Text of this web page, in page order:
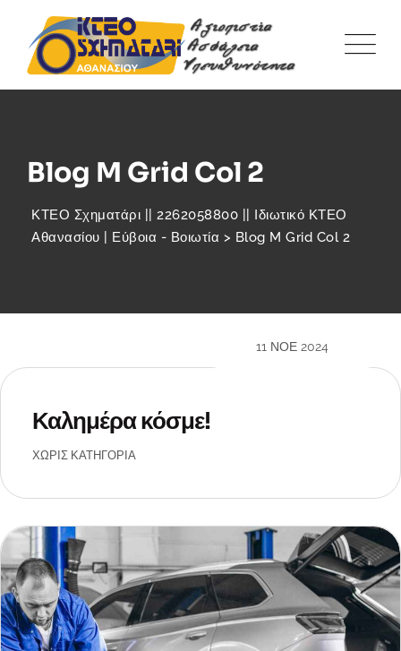
Blog M Grid Col 2
ΚΤΕΟ Σχηματάρι || 2262058800 || Ιδιωτικό ΚΤΕΟ
Αθανασίου | Εύβοια - Βοιωτία > Blog M Grid Col 2
11 ΝΟΈ 2024
Καλημέρα κόσμε!
ΧΩΡΊΣ ΚΑΤΗΓΟΡΊΑ